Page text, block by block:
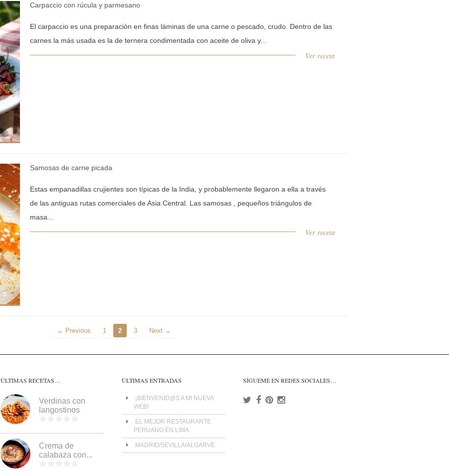
Carpaccio con rúcula y parmesano
El carpaccio es una preparación en finas láminas de una carne o pescado, crudo. Dentro de las
carnes la más usada es la de ternera condimentada con aceite de oliva y...
Ver receta
Samosas de carne picada
Estas empanadillas crujientes son típicas de la India, y probablemente llegaron a ella a través
de las antiguas rutas comerciales de Asia Central. Las samosas , pequeños triángulos de
masa...
Ver receta
← Previous 1 2 3 Next →
ÚLTIMAS RECETAS…
Verdinas con
langostinos
Crema de
calabaza con...
ÚLTIMAS ENTRADAS
¡BIENVENID@S A MI NUEVA
WEB!
EL MEJOR RESTAURANTE
PERUANO EN LIMA
MADRID/SEVILLA/ALGARVE
SÍGUEME EN REDES SOCIALES…